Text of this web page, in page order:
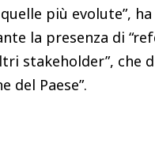
più evolute”,
la presenza di
stakeholder”, che
del Paese”.